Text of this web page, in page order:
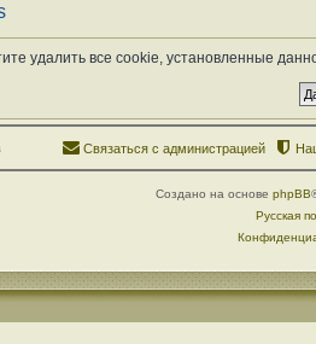
удалить все cookie, установленные
Связаться с администрацией
Создано на основе phpBB
Русская